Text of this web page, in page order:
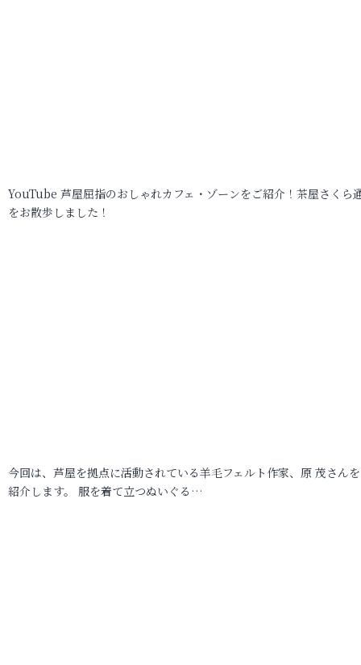
YouTube 芦屋屈指のおしゃれカフェ・ゾーンをご紹介！茶屋さくら
をお散歩しました！
今回は、芦屋を拠点に活動されている羊毛フェルト作家、原 茂さん
紹介します。 服を着て立つぬいぐる…